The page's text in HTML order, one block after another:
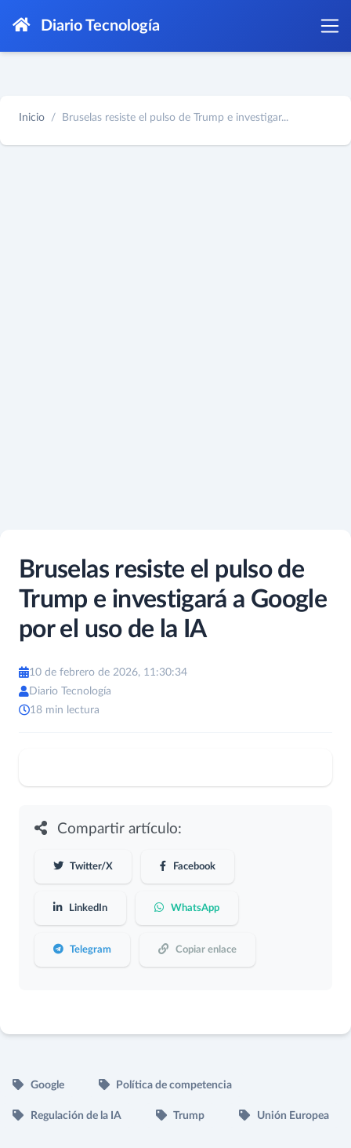
Diario Tecnología
Inicio Bruselas resiste el pulso de Trump e investigar...
Bruselas resiste el pulso de
Trump e investigará a Google
por el uso de la IA
10 de febrero de 2026, 11:30:34
Diario Tecnología
18 min lectura
Compartir artículo:
Twitter/X Facebook
LinkedIn WhatsApp
Telegram Copiar enlace
Google Política de competencia
Regulación de la IA Trump Unión Europea